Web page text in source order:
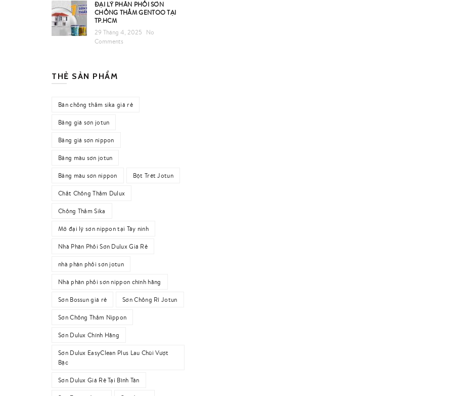
ĐẠI LÝ PHÂN PHỐI SƠN
CHỐNG THẤM GENTOO TẠI
TP.HCM
29 Tháng 4, 2025
No
Comments
THẺ SẢN PHẨM
Bán chống thấm sika giá rẻ
Bảng giá sơn jotun
Bảng giá sơn nippon
Bảng màu sơn jotun
Bảng màu sơn nippon Bột Trét Jotun
Chất Chống Thấm Dulux
Chống Thấm Sika
Mở đại lý sơn nippon tại Tây ninh
Nhà Phân Phối Sơn Dulux Giá Rẻ
nhà phân phối sơn jotun
Nhà phân phối sơn nippon chính hãng
Sơn Bossun giá rẻ Sơn Chống Rỉ Jotun
Sơn Chống Thấm Nippon
Sơn Dulux Chính Hãng
Sơn Dulux EasyClean Plus Lau Chùi Vượt
Bậc
Sơn Dulux Giá Rẻ Tại Bình Tân